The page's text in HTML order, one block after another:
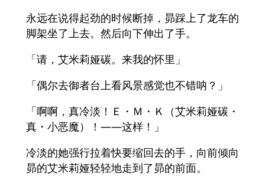
永远在说得起劲的时候断掉，昴踩上了龙车的
脚架坐了上去。然后向下伸出了手。
「请，艾米莉娅碳。来我的怀里」
「偶尔去御者台上看风景感觉也不错呐？」
「啊啊，真冷淡！Ｅ・Ｍ・Ｋ（艾米莉娅碳・
真・小恶魔）！――这样！」
冷淡的她强行拉着快要缩回去的手，向前倾向
昴的艾米莉娅轻轻地走到了昴的前面。